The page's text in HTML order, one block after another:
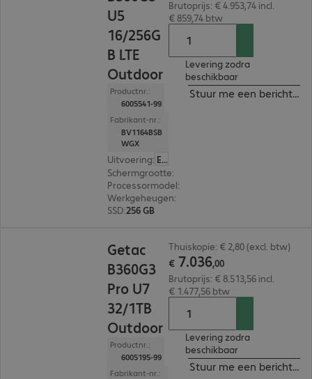
U5
16/256G
B LTE
Outdoor
Productnr.:
6005541-99
Fabrikant-nr.:
BV1164BSB
WGX
Uitvoering: Europa (Engels)
Schermgrootte:
Processormodel:
Werkgeheugen:
SSD:256 GB
Brutoprijs: € 4.953,74 incl.
€ 859,74 btw
Levering zodra
beschikbaar
Stuur me een bericht
Getac
B360G3
Pro U7
32/1TB
Outdoor
Productnr.:
6005195-99
Fabrikant-nr.:
Thuiskopie: € 2,80 (excl. btw)
€ 7.036,00
Brutoprijs: € 8.513,56 incl.
€ 1.477,56 btw
Levering zodra
beschikbaar
Stuur me een bericht